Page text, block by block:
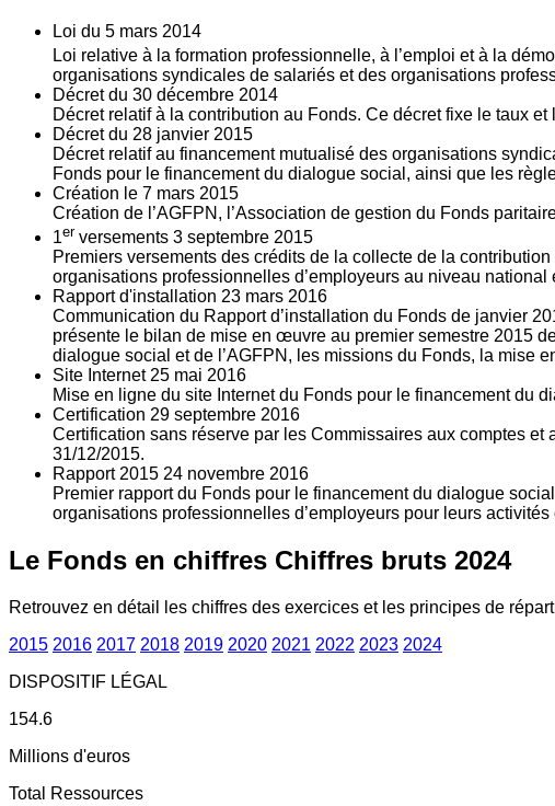
Loi du 5 mars 2014
Loi relative à la formation professionnelle, à l’emploi et à la
organisations syndicales de salariés et des organisations
Décret du 30 décembre 2014
Décret relatif à la contribution au Fonds. Ce décret fixe le taux
Décret du 28 janvier 2015
Décret relatif au financement mutualisé des organisations
Fonds pour le financement du dialogue social, ainsi que les
Création le 7 mars 2015
Création de l’AGFPN, l’Association de gestion du Fonds
1er versements 3 septembre 2015
Premiers versements des crédits de la collecte de la
organisations professionnelles d’employeurs au niveau
Rapport d'installation 23 mars 2016
Communication du Rapport d’installation du Fonds de janvier
présente le bilan de mise en œuvre au premier semestre 2015
dialogue social et de l’AGFPN, les missions du Fonds, la mise
Site Internet 25 mai 2016
Mise en ligne du site Internet du Fonds pour le financement du
Certification 29 septembre 2016
Certification sans réserve par les Commissaires aux comptes
31/12/2015.
Rapport 2015 24 novembre 2016
Premier rapport du Fonds pour le financement du dialogue
organisations professionnelles d’employeurs pour leurs
Le Fonds en chiffres Chiffres bruts 2024
Retrouvez en détail les chiffres des exercices et les principes de
2015 2016 2017 2018 2019 2020 2021 2022 2023 2024
DISPOSITIF LÉGAL
154.6
Millions d'euros
Total Ressources